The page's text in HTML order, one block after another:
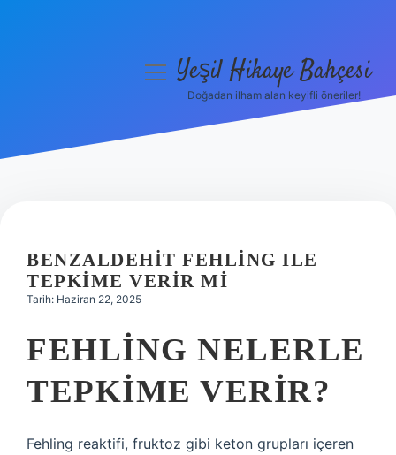
Hakkımızda
menüyüYeşil Hikaye Bahçesi
Doğadan ilham alan keyifli öneriler!
BENZALDEHIT FEHLING ILE
TEPKIME VERIR MI
Tarih: Haziran 22, 2025
FEHLING NELERLE
TEPKIME VERIR?
Fehling reaktifi, fruktoz gibi keton grupları içeren